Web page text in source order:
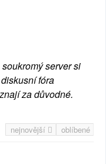
server si
fóra
za důvodné.
nejnovější oblíbené